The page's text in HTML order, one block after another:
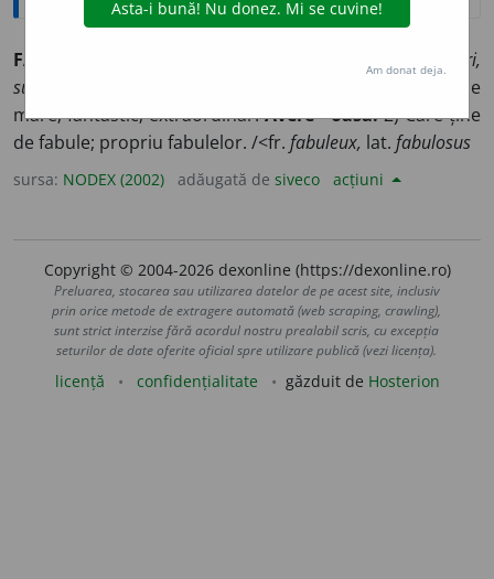
FABUL
în special despre prețuri,
sume de bani etc.
) Care depășește imaginația; extrem de
mare; fantastic; extraordinar.Avere ~oasă.2) Care ține
de fabule; propriu fabulelor. /<fr. fabuleux, lat. fabulosus
sursa: NODEX (2002) adăugată de siveco acțiuni
Copyright © 2004-2026 dexonline (https://dexonline.ro)
Preluarea, stocarea sau utilizarea datelor de pe acest site, inclusiv
prin orice metode de extragere automată (web scraping, crawling),
sunt strict interzise fără acordul nostru prealabil scris, cu excepția
seturilor de date oferite oficial spre utilizare publică (vezi licența).
licență confidențialitate găzduit de Hosterion
Am donat deja.